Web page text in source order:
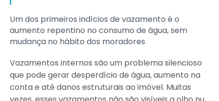
Um dos primeiros indícios de vazamento é o
aumento repentino no consumo de água, sem
mudança no hábito dos moradores
Vazamentos internos são um problema silencioso
que pode gerar desperdício de água, aumento na
conta e até danos estruturais ao imóvel. Muitas